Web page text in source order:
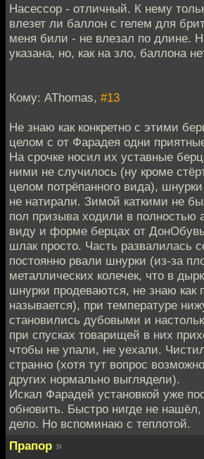
Насессор - отличный. К нему
влезет ли баллон с гелем для
меня били - не влезал по длине.
указана, но, как на зло, баллона
Кому: AThomas, #13
Не знаю как конкретно с этими
целом с от Фарадея одни
На срочке носил их уставные
ними не случилось (ну кроме
целом потрёпанного вида),
не натирали. Зимой каткими не
пол призыва ходили в полностью
виду и форме берцах от
шлак просто. Часть развалилась
постоянно рвали шнурки (из-за
металлических колечек, что в
шнурки продеваются, не знаю как
называется), при температуре
становились дубовыми и
при спусках товарищей в них
чтобы не упали, не уехали.
странно (хотя тут вопрос
других нормально выглядели).
Искал Фарадей установкой уже
обновить. Быстро нигде не
дело. Но вспоминаю с теплотой.
Прапор »